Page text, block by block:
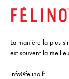
La manière la plus
est souvent la
info@felino.fr